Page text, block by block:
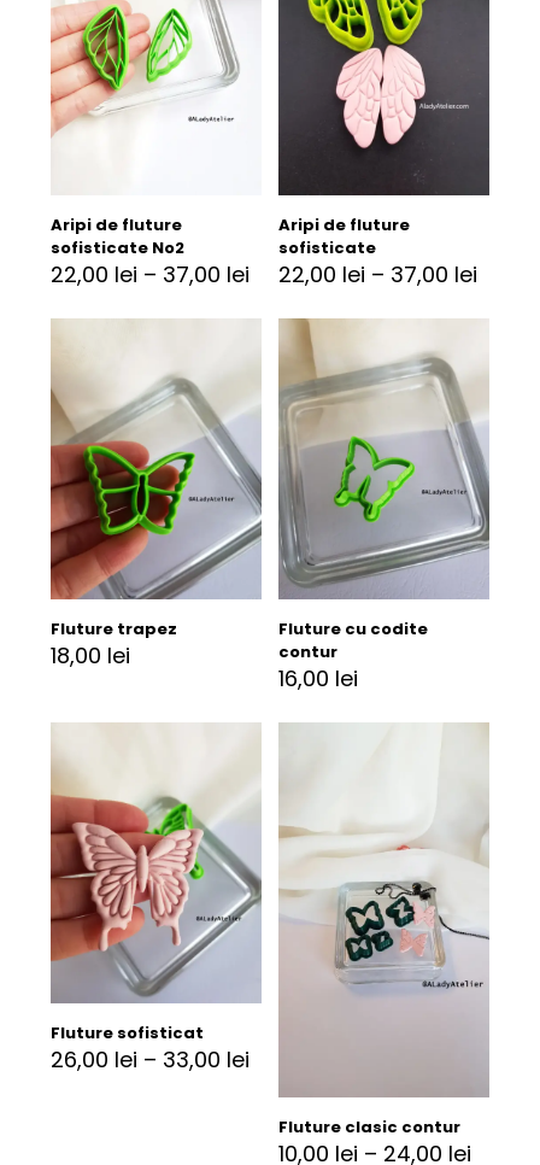
Aripi de fluture
sofisticate No2
22,00 lei – 37,00 lei
Aripi de fluture
sofisticate
22,00 lei – 37,00 lei
Fluture trapez
18,00 lei
Fluture cu codite
contur
16,00 lei
Fluture sofisticat
26,00 lei – 33,00 lei
Fluture clasic contur
10,00 lei – 24,00 lei